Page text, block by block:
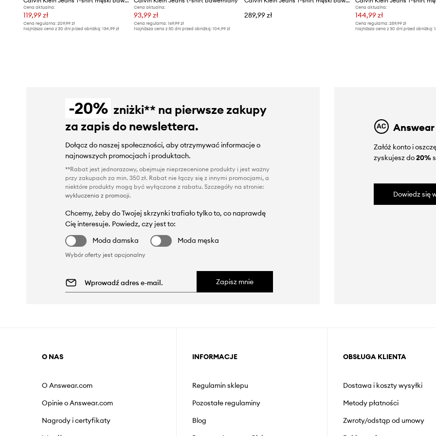
Cena aktualna:
119,99 zł
Cena regularna: 209,99 zł
Najniższa cena z 30 dni przed obniżką: 134,99 zł
Cena aktualna:
93,99 zł
Cena regularna:169,99 zł
Najniższa cena z 30 dni przed obniżką:104,99 zł
289,99 zł
Cena aktualna:
144,99 zł
Cena regularna: 259,99 zł
Najniższa cena z 30 dni przed obniżką:
-20% zniżki** na pierwsze zakupy
za zapis do newslettera.
Dołącz do naszej społeczności, aby otrzymywać informacje o
najnowszych promocjach i produktach.
**Rabat jest jednorazowy, obejmuje nieprzecenione produkty i jest ważny
przy zakupach za min. 350 zł. Rabat nie łączy się z innymi promocjami, a
niektóre produkty mogą być wyłączone z rabatu. Szczegóły na stronie:
wykluczenia z promocji.
Chcemy, żeby do Twojej skrzynki trafiało tylko to, co naprawdę
Cię interesuje. Powiedz, czy jest to:
Moda damska
Moda męska
Wybór oferty jest opcjonalny
Zapisz mnie
Załóż konto i
zyskujesz do20%
Dowiedz się
O NAS
O Answear.com
Opinie o Answear.com
Nagrody i certyfikaty
INFORMACJE
Regulamin sklepu
Pozostałe regulaminy
Blog
OBSŁUGA KLIENTA
Dostawa i koszty wysyłki
Metody płatności
Zwroty/odstąp od umowy